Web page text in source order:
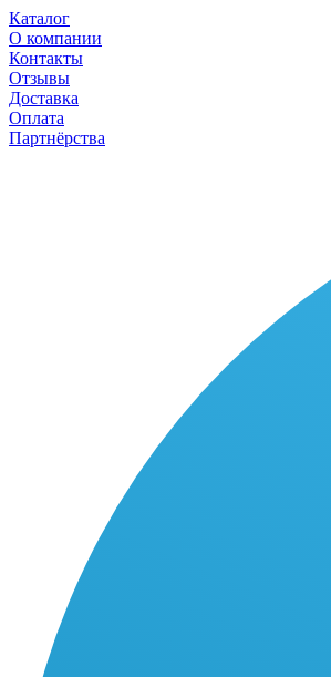
Каталог
О компании
Контакты
Отзывы
Доставка
Оплата
Партнёрства